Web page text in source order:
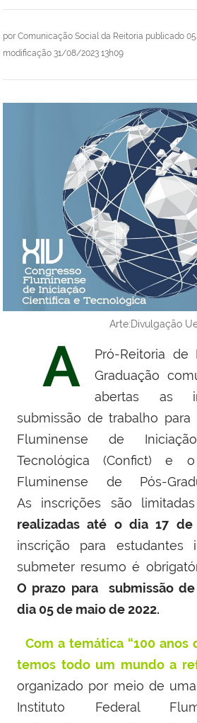
por Comunicação Social da Reitoria publicado
modificação 31/08/2023 13h09
Arte:Divulgação
A
Pró-Reitoria de
Graduação
abertas as
submissão de trabalho para
Fluminense de
Tecnológica (Confict) e
Fluminense de Pós-
As inscrições são
realizadas até o dia 17 de
inscrição para estudantes
submeter resumo é
O prazo para submissão
dia 05 de maio de 2022.
Com a temática “100 anos
temos todo um mundo a
organizado por meio de
Instituto Federal